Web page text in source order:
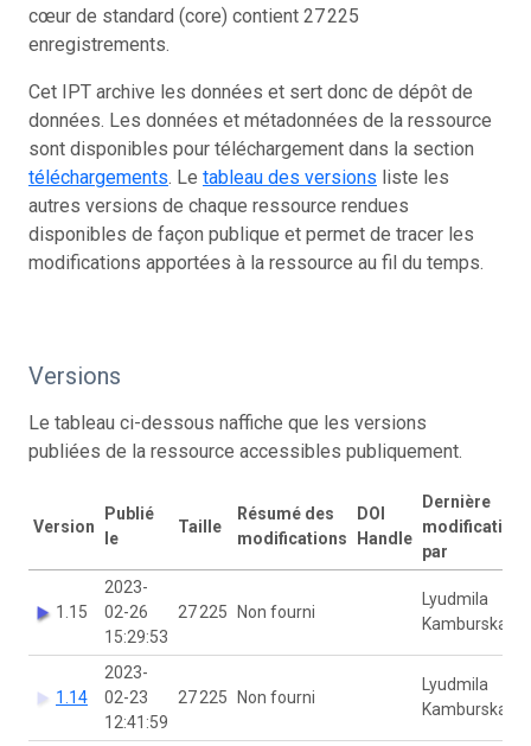
cœur de standard (core) contient 27 225
enregistrements.
Cet IPT archive les données et sert donc de dépôt de
données. Les données et métadonnées de la ressource
sont disponibles pour téléchargement dans la section
téléchargements. Le tableau des versions liste les
autres versions de chaque ressource rendues
disponibles de façon publique et permet de tracer les
modifications apportées à la ressource au fil du temps.
Versions
Le tableau ci-dessous naffiche que les versions
publiées de la ressource accessibles publiquement.
Version
Publié
le
Taille
Résumé des
modifications
DOI
Handle
Dernière
modification
par
1.15
2023-
02-26
15:29:53
27 225 Non fourni
Lyudmila
Kamburska
1.14
2023-
02-23
12:41:59
27 225 Non fourni
Lyudmila
Kamburska